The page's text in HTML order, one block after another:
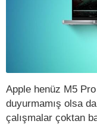
Apple henüz M5
duyurmamış olsa
çalışmalar çoktan